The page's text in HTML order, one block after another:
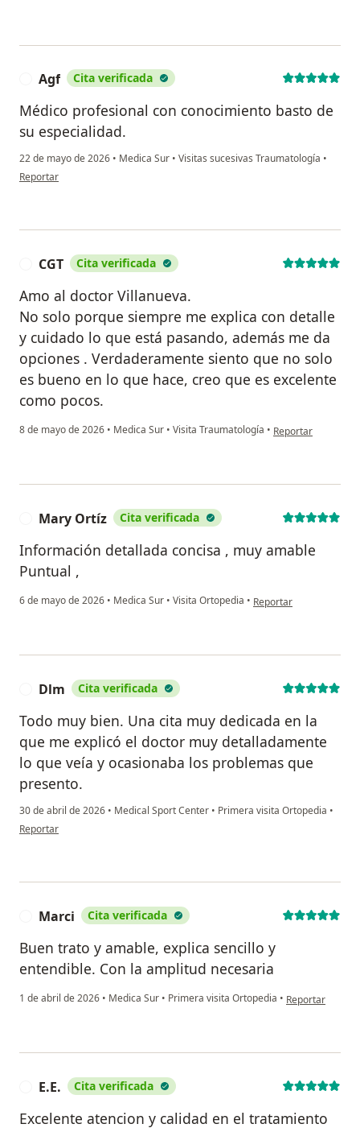
Agf Cita verificada
Médico profesional con conocimiento basto de
su especialidad.
22 de mayo de 2026 • Medica Sur • Visitas sucesivas Traumatología •
en opinión del usuario Agf
Reportar
CGT Cita verificada
Amo al doctor Villanueva.
No solo porque siempre me explica con detalle
y cuidado lo que está pasando, además me da
opciones . Verdaderamente siento que no solo
es bueno en lo que hace, creo que es excelente
como pocos.
8 de mayo de 2026 • Medica Sur • Visita Traumatología • en opinión del
Reportar
Mary Ortíz Cita verificada
Información detallada concisa , muy amable
Puntual ,
6 de mayo de 2026 • Medica Sur • Visita Ortopedia • en opinión del usuario
Reportar
Dlm Cita verificada
Todo muy bien. Una cita muy dedicada en la
que me explicó el doctor muy detalladamente
lo que veía y ocasionaba los problemas que
presento.
30 de abril de 2026 • Medical Sport Center • Primera visita Ortopedia •
en opinión del usuario Dlm
Reportar
Marci Cita verificada
Buen trato y amable, explica sencillo y
entendible. Con la amplitud necesaria
1 de abril de 2026 • Medica Sur • Primera visita Ortopedia • en opinión del
Reportar
E.E. Cita verificada
Excelente atencion y calidad en el tratamiento